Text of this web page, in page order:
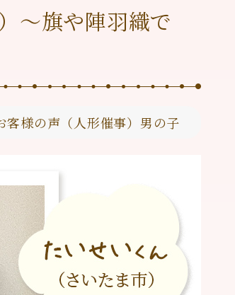
〜旗や陣羽織で
客様の声（人形催事）男の子